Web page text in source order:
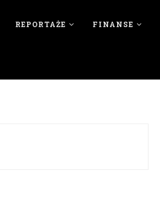
REPORTAŻE FINANSE